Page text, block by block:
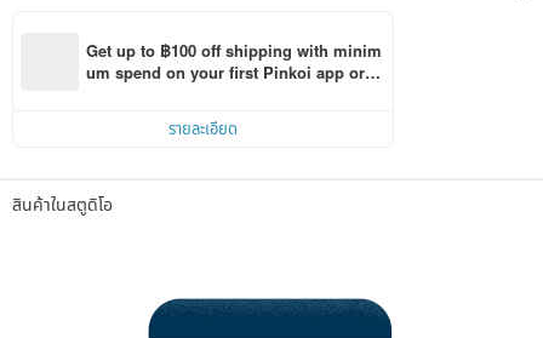
Get up to ฿100 off shipping with minim
um spend on your first Pinkoi app orde
รายละเอียด
สินค้าในสตูดิโอ